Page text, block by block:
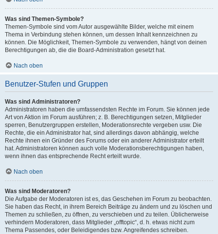
Was sind Themen-Symbole?
Themen-Symbole sind vom Autor ausgewählte Bilder, welche mit einem
Thema in Verbindung stehen können, um dessen Inhalt kennzeichnen zu
können. Die Möglichkeit, Themen-Symbole zu verwenden, hängt von deinen
Berechtigungen ab, die die Board-Administration gesetzt hat.
Nach oben
Benutzer-Stufen und Gruppen
Was sind Administratoren?
Administratoren haben die umfassendsten Rechte im Forum. Sie können jede
Art von Aktion im Forum ausführen; z. B. Berechtigungen setzen, Mitglieder
sperren, Benutzergruppen erstellen, Moderationsrechte vergeben usw. Die
Rechte, die ein Administrator hat, sind allerdings davon abhängig, welche
Rechte ihnen ein Gründer des Forums oder ein anderer Administrator erteilt
hat. Administratoren können auch volle Moderationsberechtigungen haben,
wenn ihnen das entsprechende Recht erteilt wurde.
Nach oben
Was sind Moderatoren?
Die Aufgabe der Moderatoren ist es, das Geschehen im Forum zu beobachten.
Sie haben das Recht, in ihrem Bereich Beiträge zu ändern und zu löschen und
Themen zu schließen, zu öffnen, zu verschieben und zu teilen. Üblicherweise
verhindern Moderatoren, dass Mitglieder „offtopic“, d. h. etwas nicht zum
Thema Passendes, oder Beleidigendes bzw. Angreifendes schreiben.